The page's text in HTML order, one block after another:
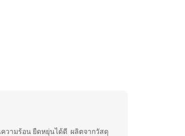
วามร้อน ยืดหยุ่นได้ดี ผลิตจากวัสดุ